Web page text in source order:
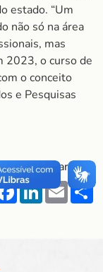
estado. “Um
não só na área
mas
2023, o curso de
o conceito
e Pesquisas
Compartilhe!
Facebook
LinkedIn
Email